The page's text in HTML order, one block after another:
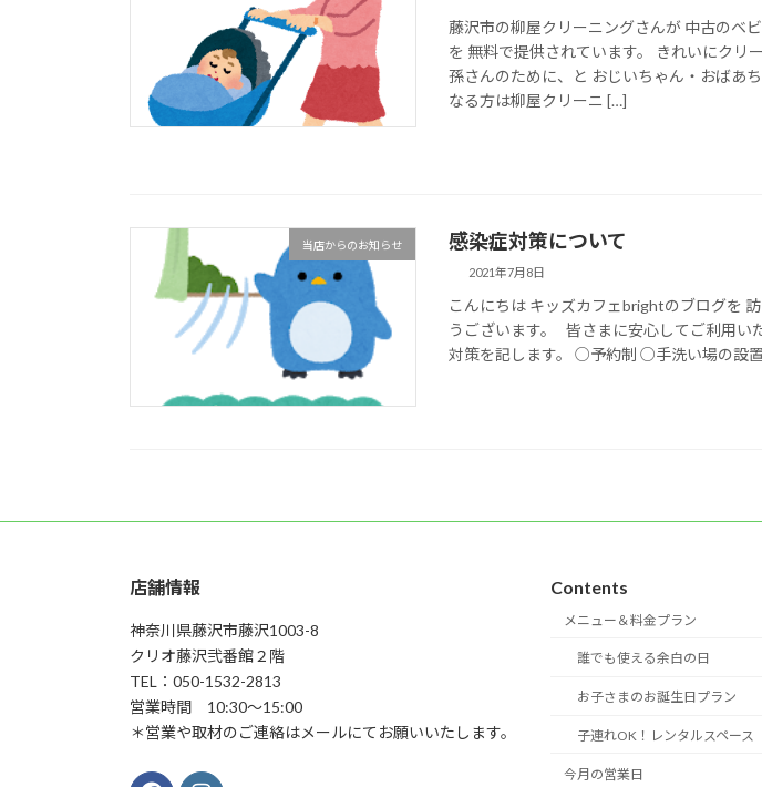
藤沢市の柳屋クリーニングさんが 中古のベ
を 無料で提供されています。 きれいにクリ
孫さんのために、と おじいちゃん・おばあ
なる方は柳屋クリーニ […]
当店からのお知らせ 感染症対策について
2021年7月8日
こんにちは キッズカフェbrightのブログを
うございます。 皆さまに安心してご利用い
対策を記します。 ○予約制 ○手洗い場の設
店舗情報
神奈川県藤沢市藤沢1003-8
クリオ藤沢弐番館２階
TEL：050-1532-2813
営業時間 10:30～15:00
＊営業や取材のご連絡はメールにてお願いいたします。
Contents
メニュー＆料金プラン
誰でも使える余白の日
お子さまのお誕生日プラン
子連れOK！レンタルスペース
今月の営業日